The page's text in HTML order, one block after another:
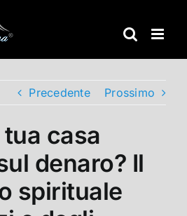
Precedente Prossimo
casa
denaro? Il
spirituale